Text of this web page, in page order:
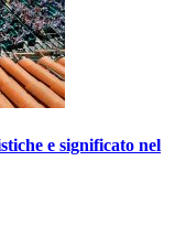
e significato nel